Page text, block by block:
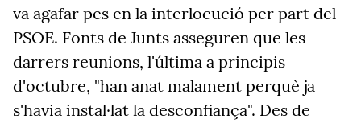
va agafar pes en la interlocució per part del
PSOE. Fonts de Junts asseguren que les
darrers reunions, l'última a principis
d'octubre, "han anat malament perquè ja
s'havia instal·lat la desconfiança". Des de